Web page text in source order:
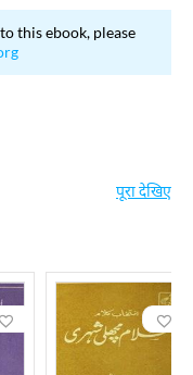
this ebook, please
पूरा देखिए